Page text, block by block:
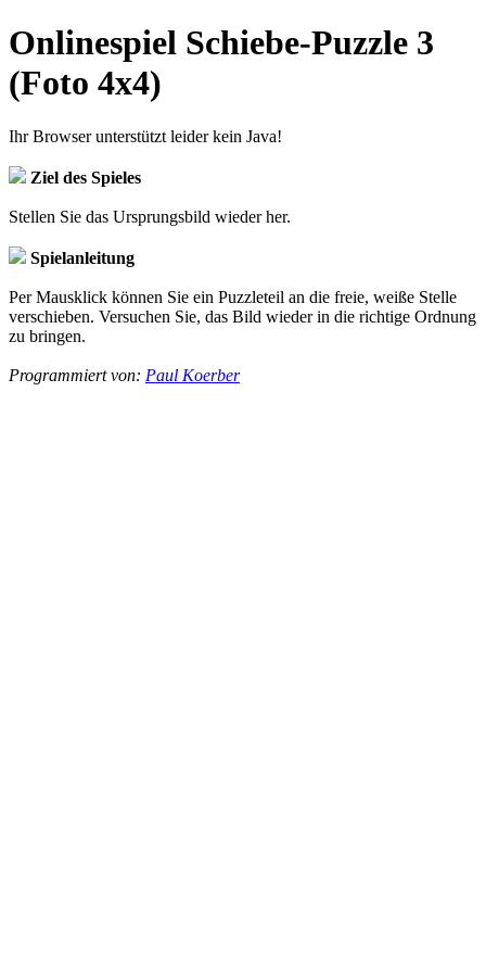
Onlinespiel Schiebe-Puzzle 3
(Foto 4x4)
Ihr Browser unterstützt leider kein Java!
Ziel des Spieles
Stellen Sie das Ursprungsbild wieder her.
Spielanleitung
Per Mausklick können Sie ein Puzzleteil an die freie, weiße Stelle
verschieben. Versuchen Sie, das Bild wieder in die richtige Ordnung
zu bringen.
Programmiert von: Paul Koerber